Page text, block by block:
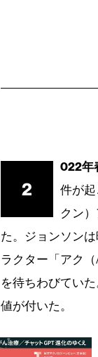
2
022年
件が
クン
た。ジョンソン
ラクター「アク
を待ちわびてい
値が付いた。